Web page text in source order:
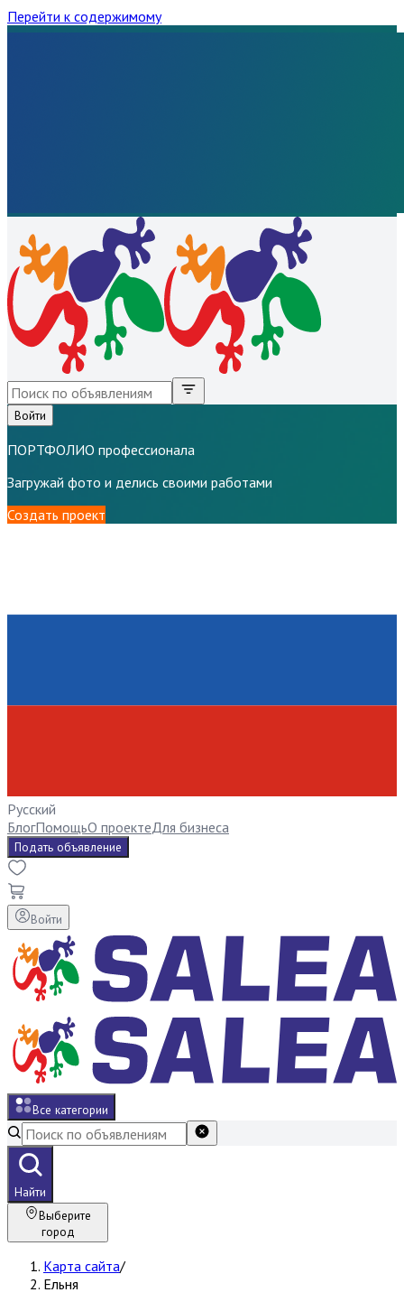
Перейти к содержимому
Войти
ПОРТФОЛИО профессионала
Загружай фото и делись своими работами
Создать проект
Русский
БлогПомощьО проектеДля бизнеса
Подать объявление
Войти
Все категории
Найти
Выберите
город
Карта сайта/
Ельня